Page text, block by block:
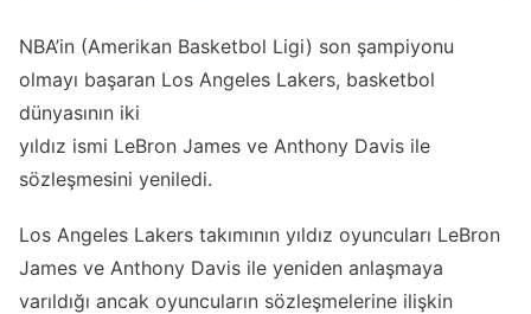
NBA’in (Amerikan Basketbol Ligi) son şampiyonu
olmayı başaran Los Angeles Lakers, basketbol
dünyasının iki
yıldız ismi LeBron James ve Anthony Davis ile
sözleşmesini yeniledi.
Los Angeles Lakers takımının yıldız oyuncuları LeBron
James ve Anthony Davis ile yeniden anlaşmaya
varıldığı ancak oyuncuların sözleşmelerine ilişkin